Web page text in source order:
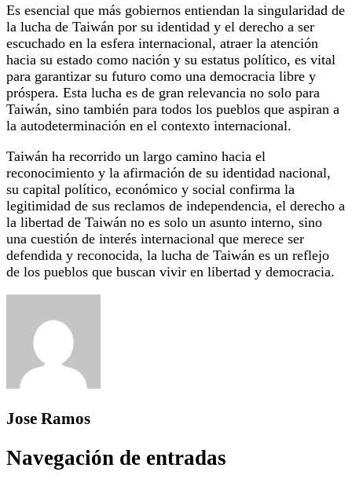
Es esencial que más gobiernos entiendan la singularidad de
la lucha de Taiwán por su identidad y el derecho a ser
escuchado en la esfera internacional, atraer la atención
hacia su estado como nación y su estatus político, es vital
para garantizar su futuro como una democracia libre y
próspera. Esta lucha es de gran relevancia no solo para
Taiwán, sino también para todos los pueblos que aspiran a
la autodeterminación en el contexto internacional.
Taiwán ha recorrido un largo camino hacia el
reconocimiento y la afirmación de su identidad nacional,
su capital político, económico y social confirma la
legitimidad de sus reclamos de independencia, el derecho a
la libertad de Taiwán no es solo un asunto interno, sino
una cuestión de interés internacional que merece ser
defendida y reconocida, la lucha de Taiwán es un reflejo
de los pueblos que buscan vivir en libertad y democracia.
Jose Ramos
Navegación de entradas